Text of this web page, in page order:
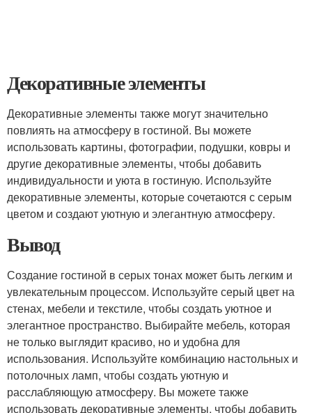
Декоративные элементы
Декоративные элементы также могут значительно
повлиять на атмосферу в гостиной. Вы можете
использовать картины, фотографии, подушки, ковры и
другие декоративные элементы, чтобы добавить
индивидуальности и уюта в гостиную. Используйте
декоративные элементы, которые сочетаются с серым
цветом и создают уютную и элегантную атмосферу.
Вывод
Создание гостиной в серых тонах может быть легким и
увлекательным процессом. Используйте серый цвет на
стенах, мебели и текстиле, чтобы создать уютное и
элегантное пространство. Выбирайте мебель, которая
не только выглядит красиво, но и удобна для
использования. Используйте комбинацию настольных и
потолочных ламп, чтобы создать уютную и
расслабляющую атмосферу. Вы можете также
использовать декоративные элементы, чтобы добавить